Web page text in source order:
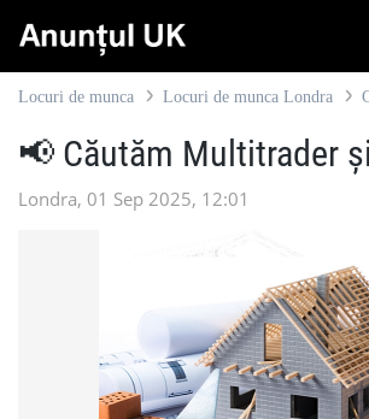
Locuri de munca Locuri de munca Londra
📢 Căutăm Multitrader
Londra, 01 Sep 2025, 12:01